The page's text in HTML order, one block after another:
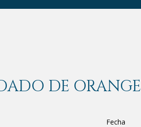
DE ORANGE
Fecha